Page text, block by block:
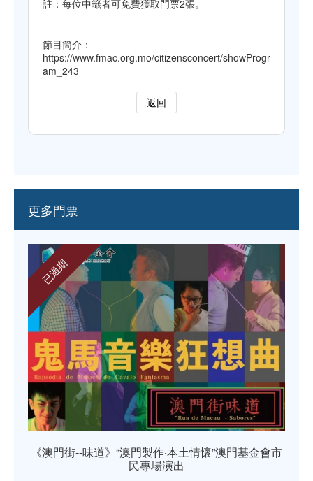
註：每位中籤者可免費獲取門票2張。
節目簡介：
https://www.fmac.org.mo/citizensconcert/showProgr
am_243
返回
更多門票
已過期
《澳門街--味道》“澳門製作‧本土情懷”澳門基金會市
民專場演出